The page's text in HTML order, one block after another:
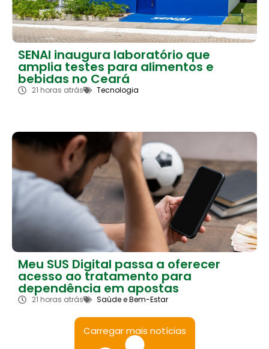
SENAI inaugura laboratório que
amplia testes para alimentos e
bebidas no Ceará
21 horas atrás Tecnologia
Meu SUS Digital passa a oferecer
acesso ao tratamento para
dependência em apostas
21 horas atrás Saúde e Bem-Estar
Carregar mais notícias